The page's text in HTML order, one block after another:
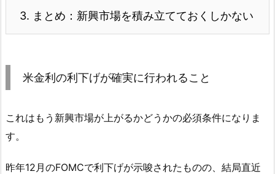
3. まとめ：新興市場を積み立てておくしかない
米金利の利下げが確実に行われること
これはもう新興市場が上がるかどうかの必須条件になりま
す。
昨年12月のFOMCで利下げが示唆されたものの、結局直近